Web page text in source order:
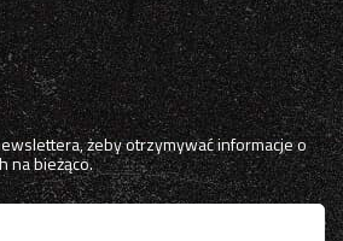
żeby otrzymywać informacje o
na bieżąco.